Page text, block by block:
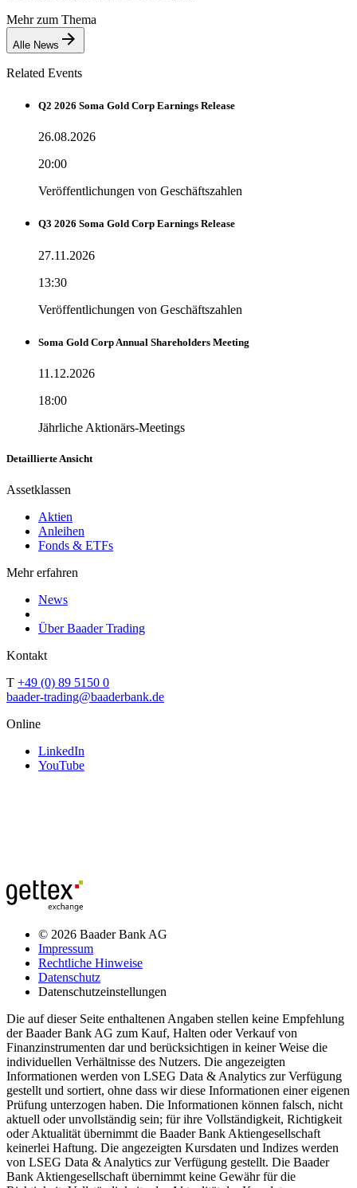
Mehr zum Thema
Alle News
Related Events
Q2 2026 Soma Gold Corp Earnings Release
26.08.2026
20:00
Veröffentlichungen von Geschäftszahlen
Q3 2026 Soma Gold Corp Earnings Release
27.11.2026
13:30
Veröffentlichungen von Geschäftszahlen
Soma Gold Corp Annual Shareholders Meeting
11.12.2026
18:00
Jährliche Aktionärs-Meetings
Detaillierte Ansicht
Assetklassen
Aktien
Anleihen
Fonds & ETFs
Mehr erfahren
News
Über Baader Trading
Kontakt
T +49 (0) 89 5150 0
baader-trading@baaderbank.de
Online
LinkedIn
YouTube
© 2026 Baader Bank AG
Impressum
Rechtliche Hinweise
Datenschutz
Datenschutzeinstellungen
Die auf dieser Seite enthaltenen Angaben stellen keine Empfehlung
der Baader Bank AG zum Kauf, Halten oder Verkauf von
Finanzinstrumenten dar und berücksichtigen in keiner Weise die
individuellen Verhältnisse des Nutzers. Die angezeigten
Informationen werden von LSEG Data & Analytics zur Verfügung
gestellt und sortiert, ohne dass wir diese Informationen einer eigenen
Prüfung unterzogen haben. Die Informationen können falsch, nicht
aktuell oder unvollständig sein; für ihre Vollständigkeit, Richtigkeit
oder Aktualität übernimmt die Baader Bank Aktiengesellschaft
keinerlei Haftung. Die angezeigten Kursdaten und Indizes werden
von LSEG Data & Analytics zur Verfügung gestellt. Die Baader
Bank Aktiengesellschaft übernimmt keine Gewähr für die